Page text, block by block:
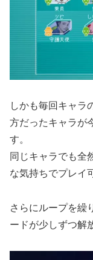
しかも毎回キャラ
方だったキャラが
す。
同じキャラでも全
な気持ちでプレイ
さらにループを繰
ードが少しずつ解